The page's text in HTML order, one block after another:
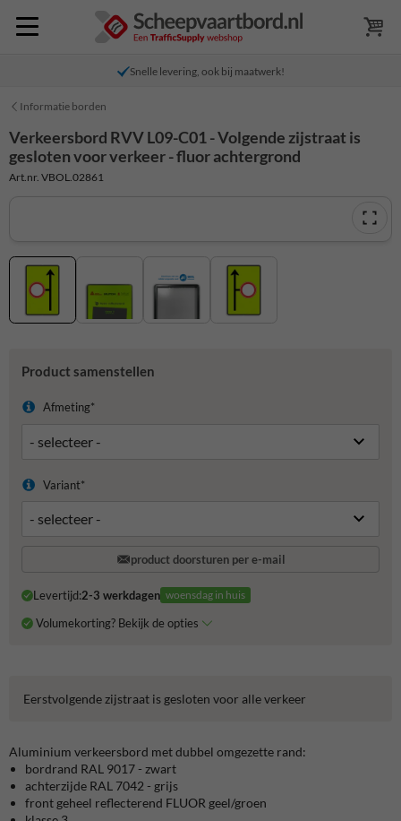
Snelle levering, ook bij maatwerk!
Informatie borden
Verkeersbord RVV L09-C01 - Volgende zijstraat is
gesloten voor verkeer - fluor achtergrond
Art.nr. VBOL.02861
Product samenstellen
Afmeting*
Variant*
product doorsturen per e-mail
Levertijd:2-3 werkdagen woensdag in huis
Volumekorting? Bekijk de opties
Eerstvolgende zijstraat is gesloten voor alle verkeer
Aluminium verkeersbord met dubbel omgezette rand:
bordrand RAL 9017 - zwart
achterzijde RAL 7042 - grijs
front geheel reflecterend FLUOR geel/groen